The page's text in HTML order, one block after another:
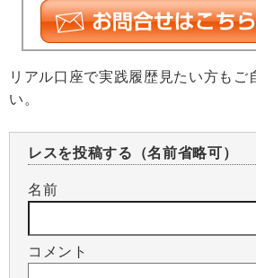
リアル口座で実践履歴見たい方もご
い。
レスを投稿する（名前省略可）
名前
コメント